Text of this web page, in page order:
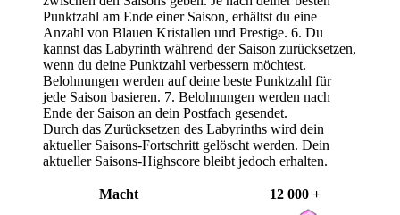
Punktzahl am Ende einer Saison, erhältst du eine
Anzahl von Blauen Kristallen und Prestige. 6. Du
kannst das Labyrinth während der Saison zurücksetzen,
wenn du deine Punktzahl verbessern möchtest.
Belohnungen werden auf deine beste Punktzahl für
jede Saison basieren. 7. Belohnungen werden nach
Ende der Saison an dein Postfach gesendet.
Durch das Zurücksetzen des Labyrinths wird dein
aktueller Saisons-Fortschritt gelöscht werden. Dein
aktueller Saisons-Highscore bleibt jedoch erhalten.
Macht
12 000 +